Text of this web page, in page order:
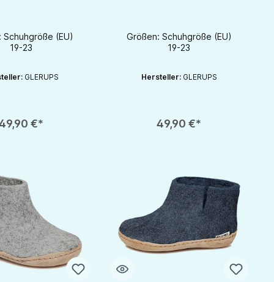
oder zu reduzieren.
Schuhgröße (EU)
19-23
GLERUPS
€*
Größen: Schuhgröße (EU)
19-23
Hersteller: GLERUPS
49,90 €*